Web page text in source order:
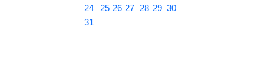
24
25 26 27 28 29 30
31